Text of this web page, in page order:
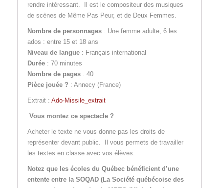
rendre intéressant. Il est le compositeur des musiques
de scènes de Même Pas Peur, et de Deux Femmes.
Nombre de personnages : Une femme adulte, 6 les
ados : entre 15 et 18 ans
Niveau de langue : Français international
Durée : 70 minutes
Nombre de pages : 40
Pièce jouée ? : Annecy (France)
Extrait : Ado-Missile_extrait
Vous montez ce spectacle ?
Acheter le texte ne vous donne pas les droits de
représenter devant public. Il vous permets de travailler
les textes en classe avec vos élèves.
Notez que les écoles du Québec bénéficient d’une
entente entre la SOQAD (La Société québécoise des